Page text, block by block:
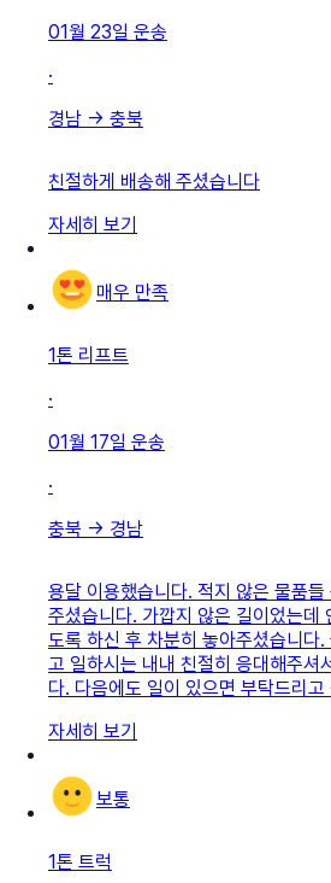
01월 23일 운송
·
경남 → 충북
친절하게 배송해 주셨습니다
자세히 보기
매우 만족
1톤 리프트
·
01월 17일 운송
·
충북 → 경남
용달 이용했습니다. 적지 않은 물품
주셨습니다. 가깝지 않은 길이었는데
도록 하신 후 차분히 놓아주셨습니다
고 일하시는 내내 친절히 응대해주셔
다. 다음에도 일이 있으면 부탁드리
자세히 보기
보통
1톤 트럭